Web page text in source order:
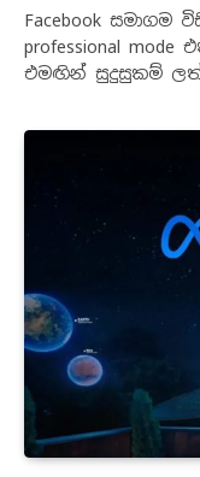
Facebook සමාගම
professional
එමඟින් සුදුසුකම්